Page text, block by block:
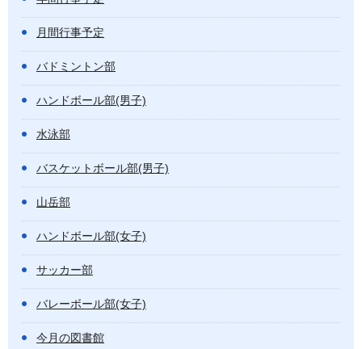
月間行事予定
バドミントン部
ハンドボール部(男子)
水泳部
バスケットボール部(男子)
山岳部
ハンドボール部(女子)
サッカー部
バレーボール部(女子)
今月の図書館